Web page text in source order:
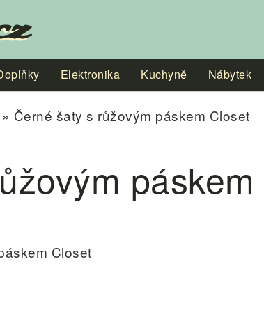
» Černé šaty s růžovým páskem Closet
Elektronika Kuchyně Nábytek